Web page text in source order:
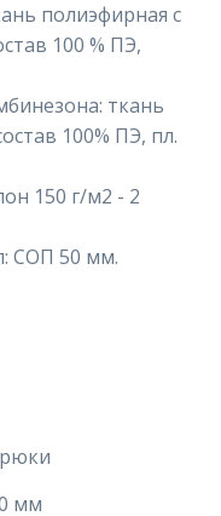
полиэфирная с
100 % ПЭ,
ткань
100% ПЭ, пл.
150 г/м2 - 2
СОП 50 мм.
мм